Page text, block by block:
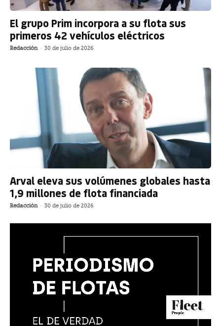
El grupo Prim incorpora a su flota sus
primeros 42 vehículos eléctricos
Redacción - 30 de julio de 2026
Arval eleva sus volúmenes globales hasta
1,9 millones de flota financiada
Redacción - 30 de julio de 2026